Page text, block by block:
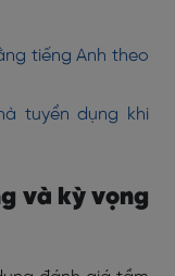
tiếng Anh theo
tuyển dụng khi
và kỳ vọng